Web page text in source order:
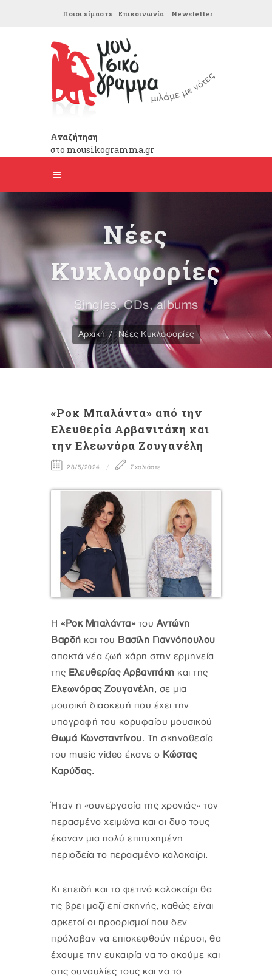
Ποιοι είμαστε Επικοινωνία Newsletter
Αναζήτηση
στο mousikogramma.gr
Νέες
Κυκλοφορίες
Singles, CDs, albums
Αρχική Νέες Κυκλοφορίες
«Ροκ Μπαλάντα» από την
Ελευθερία Αρβανιτάκη και
την Ελεωνόρα Ζουγανέλη
28/5/2024 Σχολιάστε
H «Ροκ Μπαλάντα» του Αντώνη
Βαρδή και του Βασίλη Γιαννόπουλου
αποκτά νέα ζωή χάρη στην ερμηνεία
της Ελευθερίας Αρβανιτάκη και της
Ελεωνόρας Ζουγανέλη, σε μια
μουσική διασκευή που έχει την
υπογραφή του κορυφαίου μουσικού
Θωμά Κωνσταντίνου. Τη σκηνοθεσία
του music video έκανε ο Κώστας
Καρύδας.
Ήταν η «συνεργασία της χρονιάς» τον
περασμένο χειμώνα και οι δυο τους
έκαναν μια πολύ επιτυχημένη
περιοδεία το περασμένο καλοκαίρι.
Κι επειδή και το φετινό καλοκαίρι θα
τις βρει μαζί επί σκηνής, καθώς είναι
αρκετοί οι προορισμοί που δεν
πρόλαβαν να επισκεφθούν πέρυσι, θα
έχουμε την ευκαιρία να το ακούμε και
στις συναυλίες τους και να το